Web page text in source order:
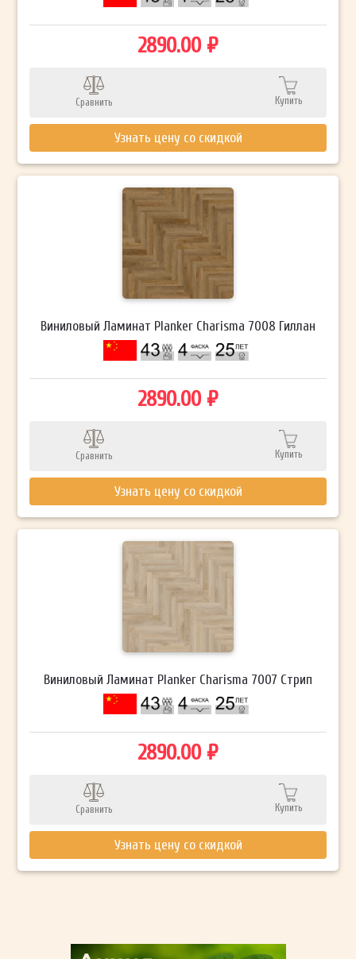
2890.00 ₽
Сравнить Купить
Узнать цену со скидкой
Виниловый Ламинат Planker Charisma 7008 Гиллан
2890.00 ₽
Сравнить Купить
Узнать цену со скидкой
Виниловый Ламинат Planker Charisma 7007 Стрип
2890.00 ₽
Сравнить Купить
Узнать цену со скидкой